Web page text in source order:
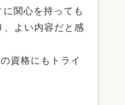
関心を持っても
、よい内容だと感
資格にもトライ